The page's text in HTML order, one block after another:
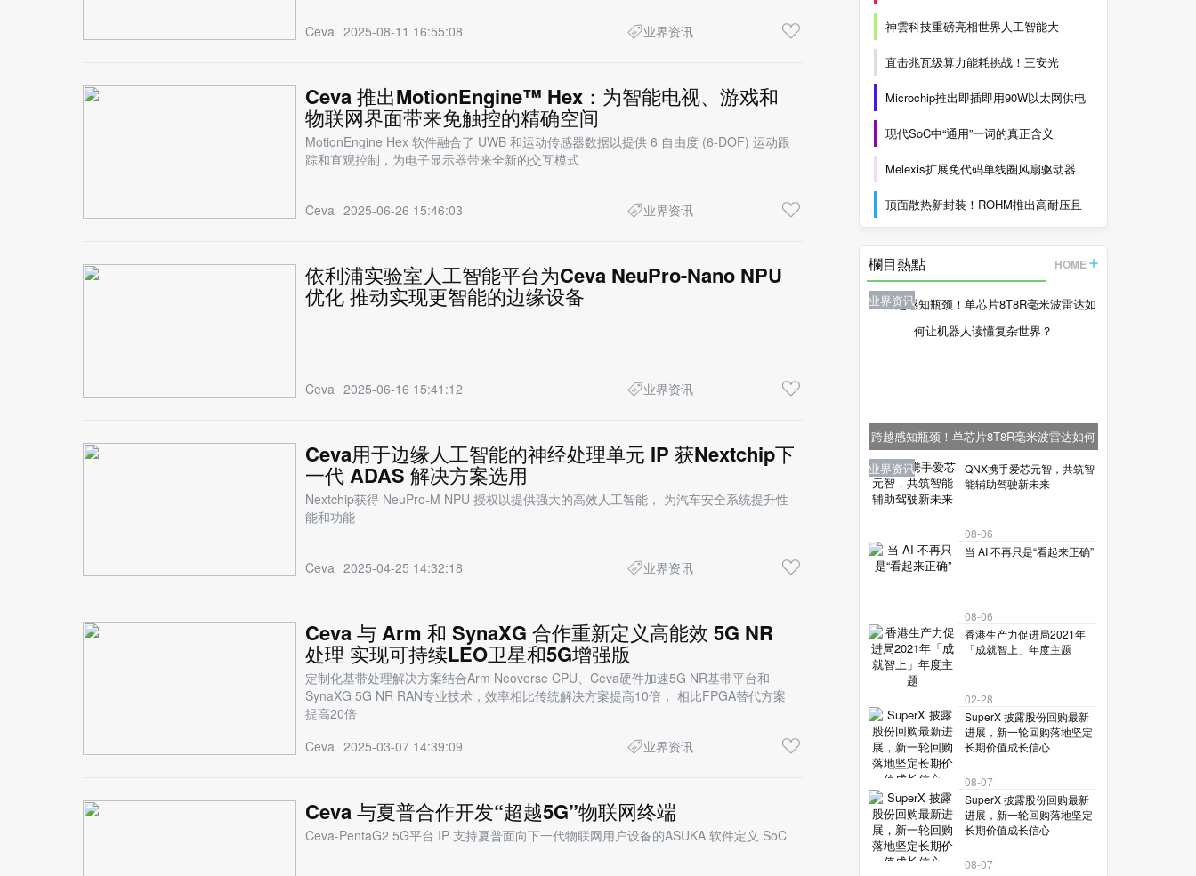
Ceva 2025-08-11 16:55:08 业界资讯
Ceva 推出MotionEngine™ Hex：为智能电视、游戏和
物联网界面带来免触控的精确空间
MotionEngine Hex 软件融合了 UWB 和运动传感器数据以提供 6 自由度 (6-DOF) 运动跟
踪和直观控制，为电子显示器带来全新的交互模式
Ceva 2025-06-26 15:46:03 业界资讯
依利浦实验室人工智能平台为Ceva NeuPro-Nano NPU
优化 推动实现更智能的边缘设备
Ceva 2025-06-16 15:41:12 业界资讯
Ceva用于边缘人工智能的神经处理单元 IP 获Nextchip下
一代 ADAS 解决方案选用
Nextchip获得 NeuPro-M NPU 授权以提供强大的高效人工智能， 为汽车安全系统提升性
能和功能
Ceva 2025-04-25 14:32:18 业界资讯
Ceva 与 Arm 和 SynaXG 合作重新定义高能效 5G NR
处理 实现可持续LEO卫星和5G增强版
定制化基带处理解决方案结合Arm Neoverse CPU、Ceva硬件加速5G NR基带平台和
SynaXG 5G NR RAN专业技术，效率相比传统解决方案提高10倍， 相比FPGA替代方案
提高20倍
Ceva 2025-03-07 14:39:09 业界资讯
Ceva 与夏普合作开发“超越5G”物联网终端
Ceva-PentaG2 5G平台 IP 支持夏普面向下一代物联网用户设备的ASUKA 软件定义 SoC
神雲科技重磅亮相世界人工智能大
直击兆瓦级算力能耗挑战！三安光
Microchip推出即插即用90W以太网供电
现代SoC中“通用”一词的真正含义
Melexis扩展免代码单线圈风扇驱动器
顶面散热新封装！ROHM推出高耐压且
欄目熱點 HOME
业界资讯
跨越感知瓶颈！单芯片8T8R毫米波雷达如何
让机器人读懂复杂世界？
业界资讯
QNX携手爱芯元智，共筑智
能辅助驾驶新未来
08-06
业界资讯
当 AI 不再只是“看起来正确”
08-06
业界资讯
香港生产力促进局2021年
「成就智上」年度主题
02-28
业界资讯
SuperX 披露股份回购最新
进展，新一轮回购落地坚定
长期价值成长信心
08-07
业界资讯
SuperX 披露股份回购最新
进展，新一轮回购落地坚定
长期价值成长信心
08-07